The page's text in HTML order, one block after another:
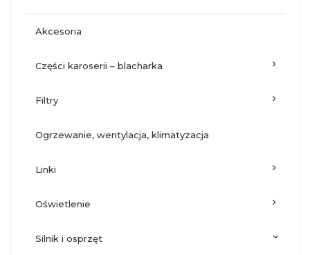
akcesoria
części karoserii – blacharka
filtry
ogrzewanie, wentylacja, klimatyzacja
linki
oświetlenie
silnik i osprzęt